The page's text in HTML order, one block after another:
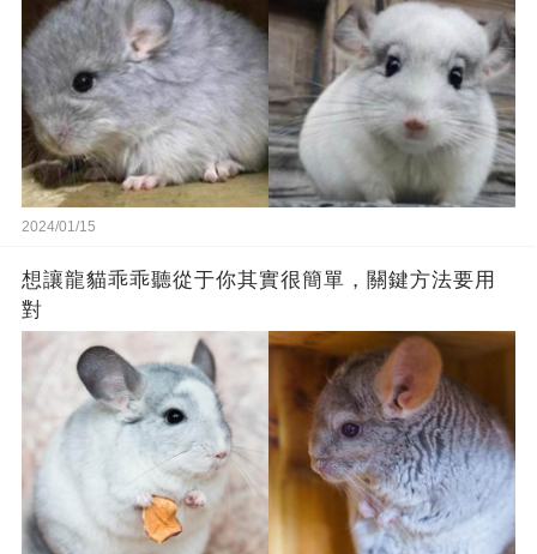
2024/01/15
想讓龍貓乖乖聽從于你其實很簡單，關鍵方法要用
對